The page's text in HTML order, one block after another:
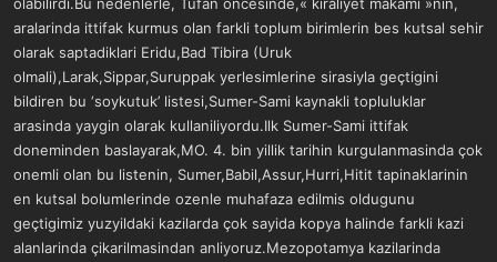
aralarinda ittifak kurmus olan farkli toplum birimlerin bes kutsal sehir
olarak saptadiklari Eridu,Bad Tibira (Uruk
olmali),Larak,Sippar,Suruppak yerlesimlerine sirasiyla geçtigini
bildiren bu ‘soykutuk’ listesi,Sumer-Sami kaynakli topluluklar
arasinda yaygin olarak kullaniliyordu.Ilk Sumer-Sami ittifak
doneminden baslayarak,MO. 4. bin yillik tarihin kurgulanmasinda çok
onemli olan bu listenin, Sumer,Babil,Assur,Hurri,Hitit tapinaklarinin
en kutsal bolumlerinde ozenle muhafaza edilmis oldugunu
geçtigimiz yuzyildaki kazilarda çok sayida kopya halinde farkli kazi
alanlarinda çikarilmasindan anliyoruz.Mezopotamya kazilarinda